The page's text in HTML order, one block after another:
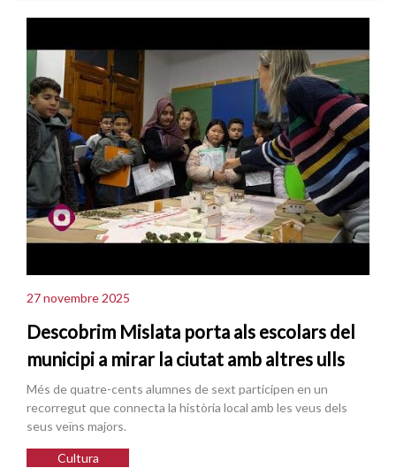
27 novembre 2025
Descobrim Mislata porta als escolars del
municipi a mirar la ciutat amb altres ulls
Més de quatre-cents alumnes de sext participen en un
recorregut que connecta la història local amb les veus dels
seus veïns majors.
Cultura